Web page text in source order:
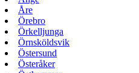
Åre
Örebro
Örkelljunga
Örnsköldsvik
Östersund
Österåker